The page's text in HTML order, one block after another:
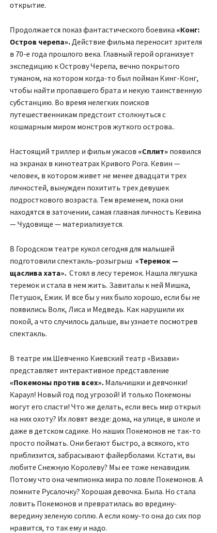
открытие.
Продолжается показ фантастического боевика «Конг:
Остров черепа». Действие фильма переносит зрителя
в 70-е года прошлого века. Главный герой организует
экспедицию к Острову Черепа, вечно покрытого
туманом, на котором когда-то был пойман Кинг-Конг,
чтобы найти пропавшего брата и некую таинственную
субстанцию. Во время нелегких поисков
путешественникам предстоит столкнуться с
кошмарным миром монстров жуткого острова..
Настоящий триллер и фильм ужасов «Сплит» появился
на экранах в кинотеатрах Кривого Рога. Кевин —
человек, в котором живет не менее двадцати трех
личностей, вынужден похитить трех девушек
подросткового возраста. Тем временем, пока они
находятся в заточении, самая главная личность Кевина
— Чудовище — материализуется.
В Городском театре кукол сегодня для малышей
подготовили спектакль-розыгрыш «Теремок —
щаслива хата». Стоял в лесу теремок. Нашла лягушка
теремок и стала в нем жить. Завиталы к ней Мишка,
Петушок, Ежик. И все бы у них было хорошо, если бы не
появились Волк, Лиса и Медведь. Как нарушили их
покой, а что случилось дальше, вы узнаете посмотрев
спектакль.
В театре им.Шевченко Киевский театр «Визави»
представляет интерактивное представление
«Покемоны против всех». Мальчишки и девчонки!
Караул! Новый год под угрозой! И только Покемоны
могут его спасти! Что же делать, если весь мир открыл
на них охоту? Их ловят везде: дома, на улице, в школе и
даже в детском садике. Но наших Покемонов не так-то
просто поймать. Они бегают быстро, а всякого, кто
приблизится, забрасывают файерболами. Кстати, вы
любите Снежную Королеву? Мы ее тоже ненавидим.
Потому что она чемпионка мира по ловле Покемонов. А
помните Русалочку? Хорошая девочка. Была. Но стала
ловить Покемонов и превратилась во вредину-
вередину зеленую соплю. А если кому-то она до сих пор
нравится, то так ему и надо.